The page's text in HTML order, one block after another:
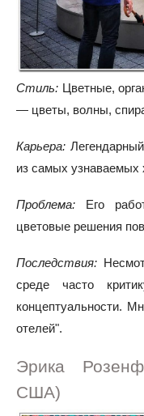
Стиль: Цветные,
— цветы, волны,
Карьера:
из самых узнаваемых
Проблема: Его
цветовые решения
Последствия:
среде часто
концептуальности.
отелей".
Эрика
США)